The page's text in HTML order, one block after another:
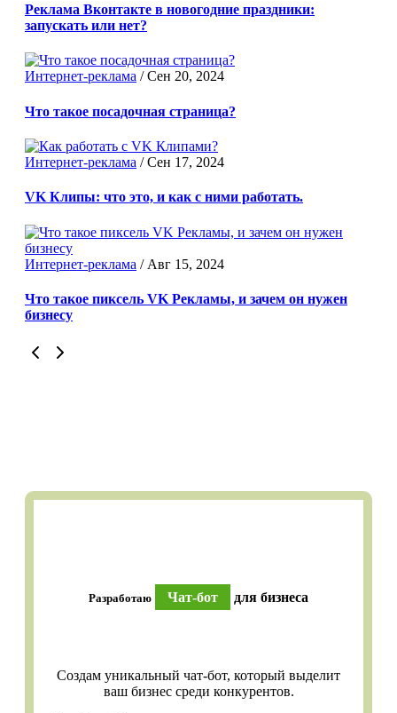
Реклама Вконтакте в новогодние праздники:
запускать или нет?
Интернет-реклама /Сен 20, 2024
Что такое посадочная страница?
Интернет-реклама /Сен 17, 2024
VK Клипы: что это, и как с ними работать.
Интернет-реклама / Авг 15, 2024
Что такое пиксель VK Рекламы, и зачем он нужен
бизнесу
Разработаю Чат-бот для бизнеса
Создам уникальный чат-бот, который выделит
ваш бизнес среди конкурентов.